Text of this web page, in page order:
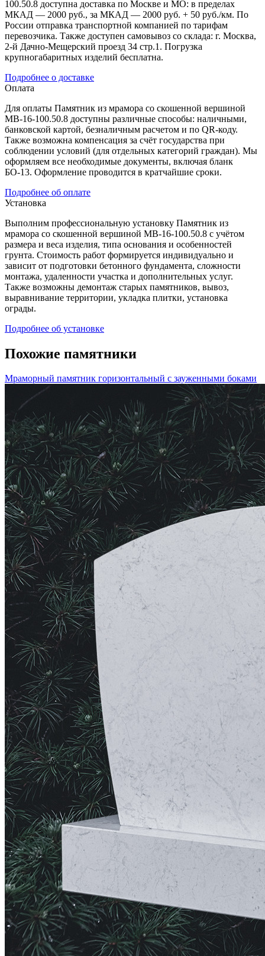
100.50.8 доступна доставка по Москве и МО: в пределах
МКАД — 2000 руб., за МКАД — 2000 руб. + 50 руб./км. По
России отправка транспортной компанией по тарифам
перевозчика. Также доступен самовывоз со склада: г. Москва,
2-й Дачно-Мещерский проезд 34 стр.1. Погрузка
крупногабаритных изделий бесплатна.
Подробнее о доставке
Оплата
Для оплаты Памятник из мрамора со скошенной вершиной
МВ-16-100.50.8 доступны различные способы: наличными,
банковской картой, безналичным расчетом и по QR-коду.
Также возможна компенсация за счёт государства при
соблюдении условий (для отдельных категорий граждан). Мы
оформляем все необходимые документы, включая бланк
БО-13. Оформление проводится в кратчайшие сроки.
Подробнее об оплате
Установка
Выполним профессиональную установку Памятник из
мрамора со скошенной вершиной МВ-16-100.50.8 с учётом
размера и веса изделия, типа основания и особенностей
грунта. Стоимость работ формируется индивидуально и
зависит от подготовки бетонного фундамента, сложности
монтажа, удаленности участка и дополнительных услуг.
Также возможны демонтаж старых памятников, вывоз,
выравнивание территории, укладка плитки, установка
ограды.
Подробнее об установке
Похожие памятники
Мраморный памятник горизонтальный с зауженными боками